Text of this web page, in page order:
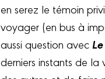
en serez le témoin
voyager (en bus à
aussi question avec
derniers instants de